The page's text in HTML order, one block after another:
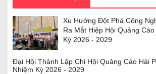
Xu Hướng Đột Phá Công
Ra Mắt Hiệp Hội Quảng
Kỳ 2026 - 2029
Đại Hội Thành Lập Chi Hội Quảng Cáo Hải
Nhiệm Kỳ 2026 - 2029